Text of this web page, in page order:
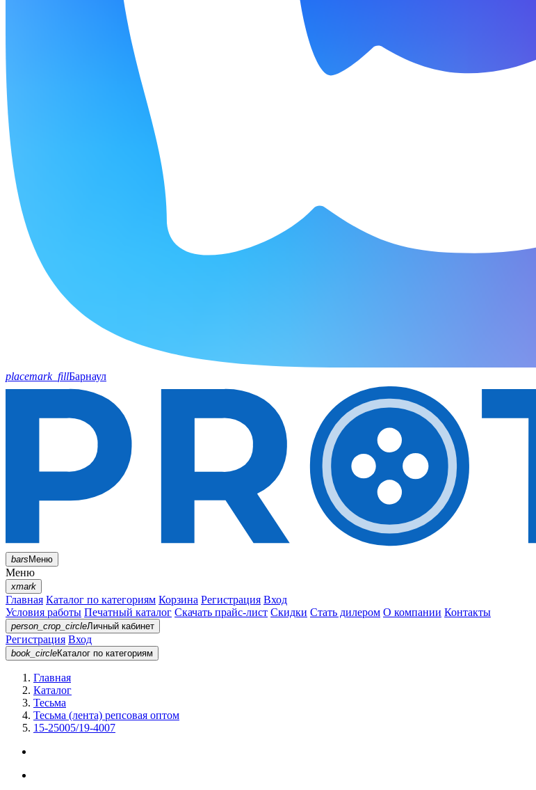
placemark_fillБарнаул
barsМеню
Меню
xmark
Главная Каталог по категориям Корзина Регистрация Вход
Условия работы Печатный каталог Скачать прайс-лист Скидки Стать дилером О компании Контакты
person_crop_circleЛичный кабинет
Регистрация Вход
book_circleКаталог по категориям
Главная
Каталог
Тесьма
Тесьма (лента) репсовая оптом
15-25005/19-4007